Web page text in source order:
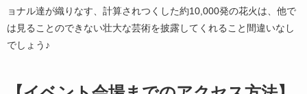
ョナル達が織りなす、計算されつくした約10,000発の花火は、他で
は見ることのできない壮大な芸術を披露してくれること間違いなし
でしょう♪